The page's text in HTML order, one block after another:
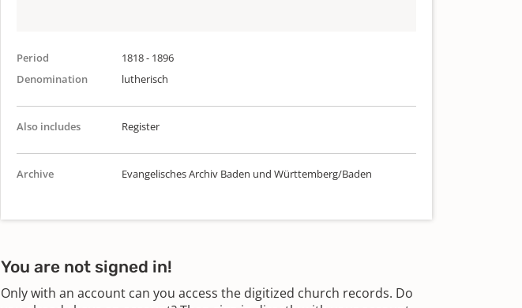
Period
1818 - 1896
Denomination
lutherisch
Also includes Register
Archive Evangelisches Archiv Baden und Württemberg/Baden
You are not signed in!
Only with an account can you access the digitized church records. Do